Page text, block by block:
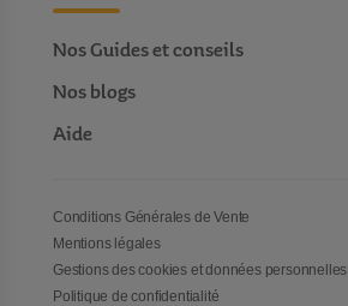
Nos Guides et conseils
Nos blogs
Aide
Conditions Générales de Vente
Mentions légales
Gestions des cookies et données personnelles
Politique de confidentialité